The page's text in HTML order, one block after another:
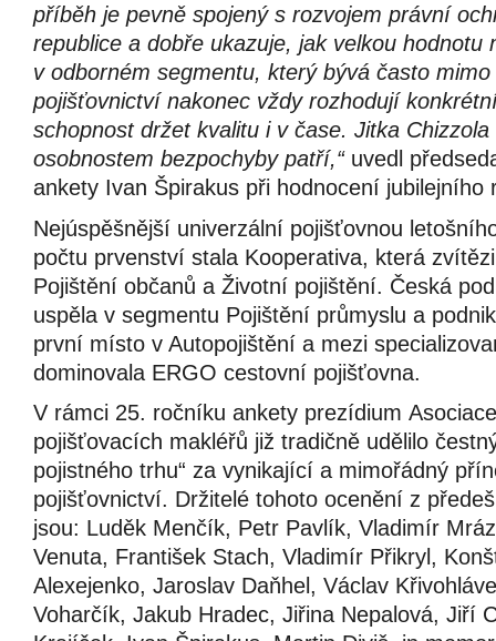
příběh je pevně spojený s rozvojem právní
republice a dobře ukazuje, jak velkou hodnotu
v odborném segmentu, který bývá často
pojišťovnictví nakonec vždy rozhodují
schopnost držet kvalitu i v čase. Jitka
osobnostem bezpochyby patří,“ uvedl
ankety Ivan Špirakus při hodnocení jubilejního
Nejúspěšnější univerzální pojišťovnou
počtu prvenství stala Kooperativa, která
Pojištění občanů a Životní pojištění. Česká
uspěla v segmentu Pojištění průmyslu a
první místo v Autopojištění a mezi
dominovala ERGO cestovní pojišťovna.
V rámci 25. ročníku ankety prezídium
pojišťovacích makléřů již tradičně udělilo
pojistného trhu“ za vynikající a mimořádný
pojišťovnictví. Držitelé tohoto ocenění z
jsou: Luděk Menčík, Petr Pavlík, Vladimír
Venuta, František Stach, Vladimír Přikryl,
Alexejenko, Jaroslav Daňhel, Václav
Voharčík, Jakub Hradec, Jiřina Nepalová, Jiří